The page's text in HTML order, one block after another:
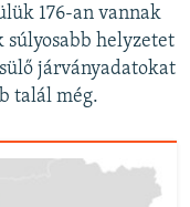
176-an vannak
helyzetet
járványadatokat
talál még.